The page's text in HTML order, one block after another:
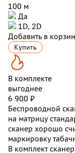
100 м
Да
1D, 2D
Добавить в
Купить
В комплекте
выгоднее
6 900 ₽
Беспроводной
на матрицу
сканер хорошо
маркировку
В комплект